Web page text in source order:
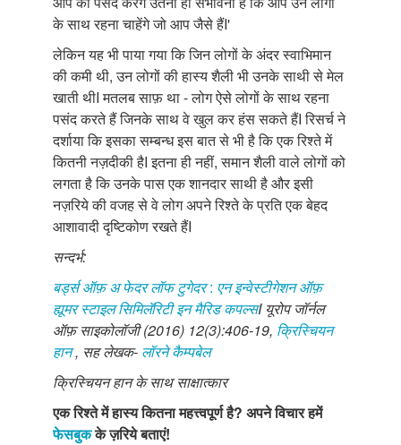
के साथ रहना चाहेंगे जो आप जैसे हैंI'
लेकिन यह भी पाया गया कि जिन लोगों के अंदर स्वाभिमान
की कमी थी, उन लोगों की हास्य शैली भी उनके साथी से मेल
खाती थीI मतलब साफ़ था - लोग ऐसे लोगों के साथ रहना
पसंद करते हैं जिनके साथ वे खुल कर हंस सकते हैंI रिसर्च ने
दर्शाया कि इसका सम्बन्ध इस बात से भी है कि एक रिश्ते में
कितनी नज़दीकी हैI इतना ही नहीं, समान शैली वाले लोगों को
लगता है कि उनके पास एक शानदार साथी है और इसी
नज़रिये की वजह से वे लोग अपने रिश्ते के प्रति एक बेहद
आशावादी दृष्टिकोण रखते हैंI
सन्दर्भ:
बर्ड्स ऑफ़ अ फेदर लॉफ टुगेदर: एन इन्वेस्टीगेशन ऑफ़
ह्यूमर स्टाइल सिमिलॅरिटी इन मैरिड कपल्सI यूरोप जॉर्नल
ऑफ़ साइकोलॉजी(2016) 12(3):406-19, क्रिस्चियन
हान, सह लेखक- लॉरने कैम्पबेल
क्रिस्चियन हान के साथ साक्षात्कार
एक रिश्ते में हास्य कितना महत्त्वपूर्ण है? अपने विचार हमें
फेसबुकके ज़रिये बताएं!